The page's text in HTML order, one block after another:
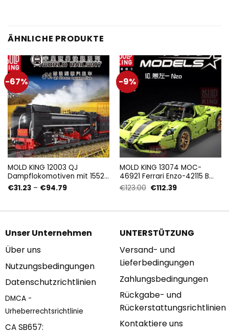
ÄHNLICHE PRODUKTE
-67%
MOLD KING 12003 QJ
Dampflokomotiven mit 1552
Stück
€31.23 – €94.79Preisspanne:
-9%
MOLD KING 13074 MOC-
46921 Ferrari Enzo-42115 B
Modell mit 2790 Stück
€123.00 Ursprünglicher
€112.39Aktueller
Unser Unternehmen
Über uns
Nutzungsbedingungen
Datenschutzrichtlinien
DMCA -
Urheberrechtsrichtlinie
CA SB657:
UNTERSTÜTZUNG
Versand- und
Lieferbedingungen
Zahlungsbedingungen
Rückgabe- und
Rückerstattungsrichtlinien
Kontaktiere uns